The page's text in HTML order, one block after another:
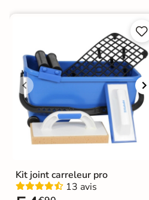
Plancher
Chauffant
Oui
Conditionnement Boite
Choix 1er Choix
Pose Coller
Support
Placo,


Kit joint carreleur pro
13 avis